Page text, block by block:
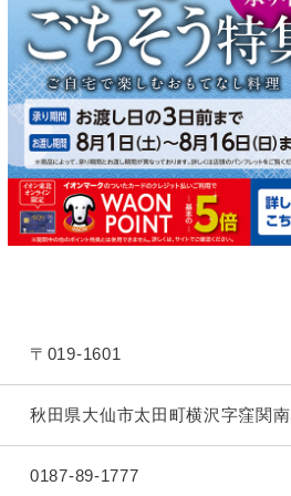
〒019-1601
秋田県大仙市太田町横沢字窪関
0187-89-1777